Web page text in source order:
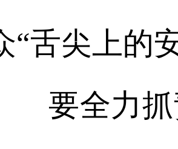
“舌尖上的
要全力抓